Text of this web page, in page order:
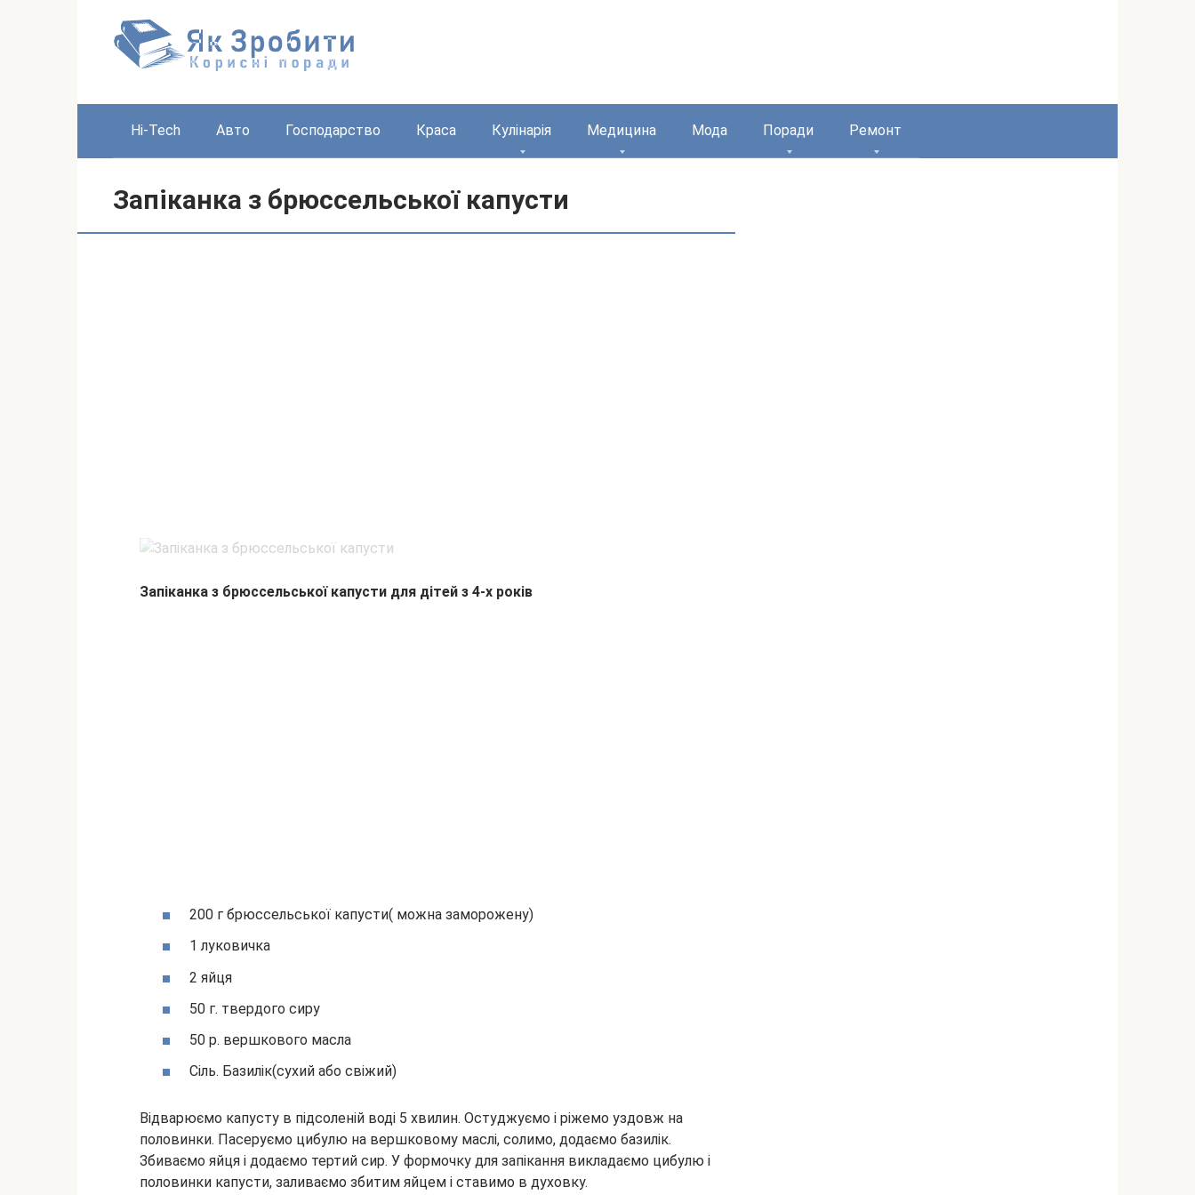
Hi-Tech Авто Господарство Краса Кулінарія Медицина Мода Поради Ремонт
Запіканка з брюссельської капусти
Запіканка з брюссельської капусти для дітей з 4-х років
200 г брюссельської капусти( можна заморожену)
1 луковичка
2 яйця
50 г. твердого сиру
50 р. вершкового масла
Сіль. Базилік(сухий або свіжий)
Відварюємо капусту в підсоленій воді 5 хвилин. Остуджуємо і ріжемо уздовж на
половинки. Пасеруємо цибулю на вершковому маслі, солимо, додаємо базилік.
Збиваємо яйця і додаємо тертий сир. У формочку для запікання викладаємо цибулю і
половинки капусти, заливаємо збитим яйцем і ставимо в духовку.